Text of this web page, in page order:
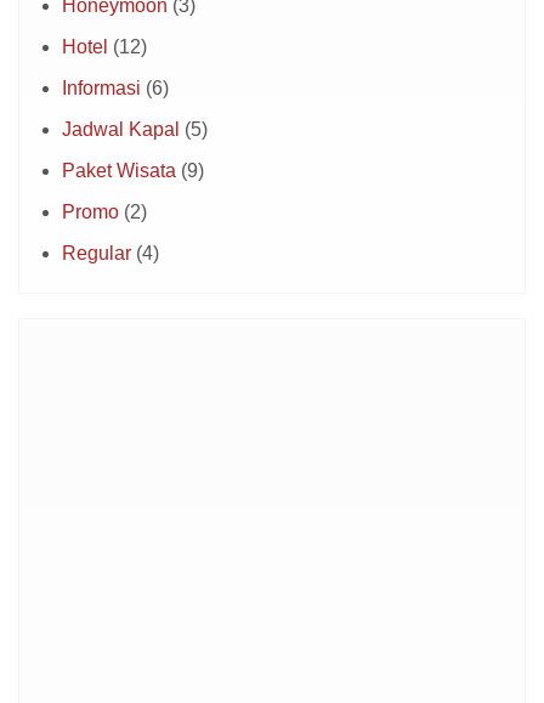
Honeymoon (3)
Hotel (12)
Informasi (6)
Jadwal Kapal (5)
Paket Wisata (9)
Promo (2)
Regular (4)